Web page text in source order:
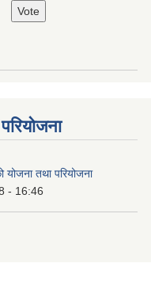
तथा परियोजना
- 16:46